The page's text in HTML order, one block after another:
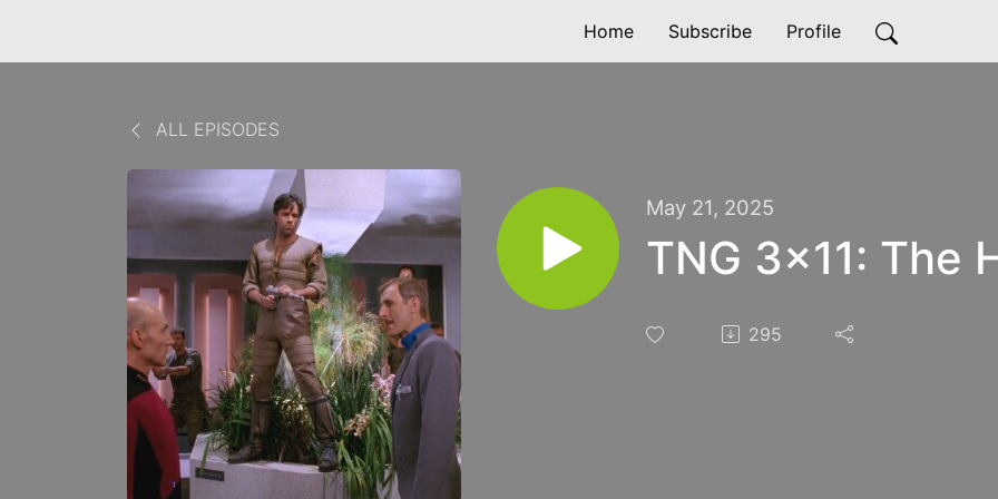
Home Subscribe Profile
ALL EPISODES
May 21, 2025
TNG 3x11: The
295